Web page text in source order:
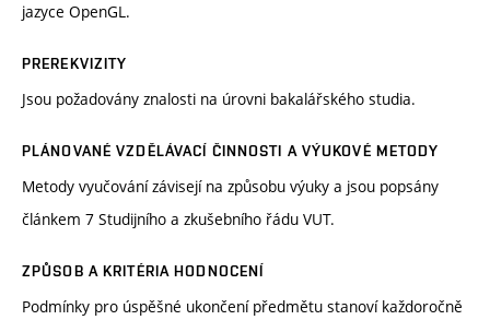
jazyce OpenGL.
PREREKVIZITY
Jsou požadovány znalosti na úrovni bakalářského studia.
PLÁNOVANÉ VZDĚLÁVACÍ ČINNOSTI A VÝUKOVÉ METODY
Metody vyučování závisejí na způsobu výuky a jsou popsány
článkem 7 Studijního a zkušebního řádu VUT.
ZPŮSOB A KRITÉRIA HODNOCENÍ
Podmínky pro úspěšné ukončení předmětu stanoví každoročně